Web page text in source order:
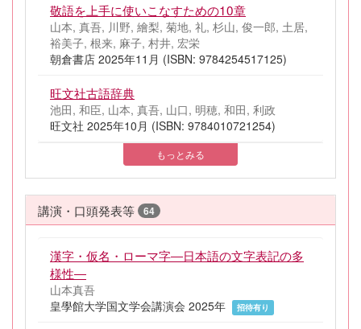
敬語を上手に使いこなすための10章
山本, 真吾, 川野, 繪梨, 菊地, 礼, 杉山, 俊一郎, 土居,
裕美子, 根来, 麻子, 村井, 宏栄
朝倉書店 2025年11月 (ISBN: 9784254517125)
旺文社古語辞典
池田, 和臣, 山本, 真吾, 山口, 明穂, 和田, 利政
旺文社 2025年10月 (ISBN: 9784010721254)
もっとみる
講演・口頭発表等 64
漢字・仮名・ローマ字―日本語の文字表記の多
様性―
山本真吾
皇學館大学国文学会講演会 2025年
招待有り